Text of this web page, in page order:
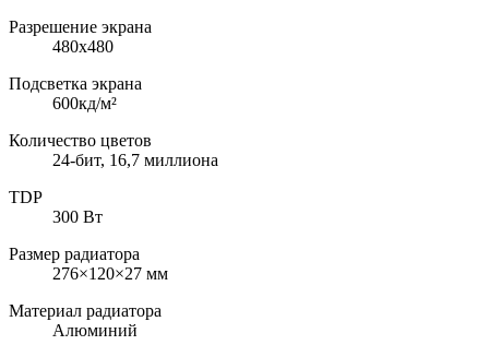
Разрешение экрана
480x480
Подсветка экрана
600кд/м²
Количество цветов
24-бит, 16,7 миллиона
TDP
300 Вт
Размер радиатора
276×120×27 мм
Материал радиатора
Алюминий